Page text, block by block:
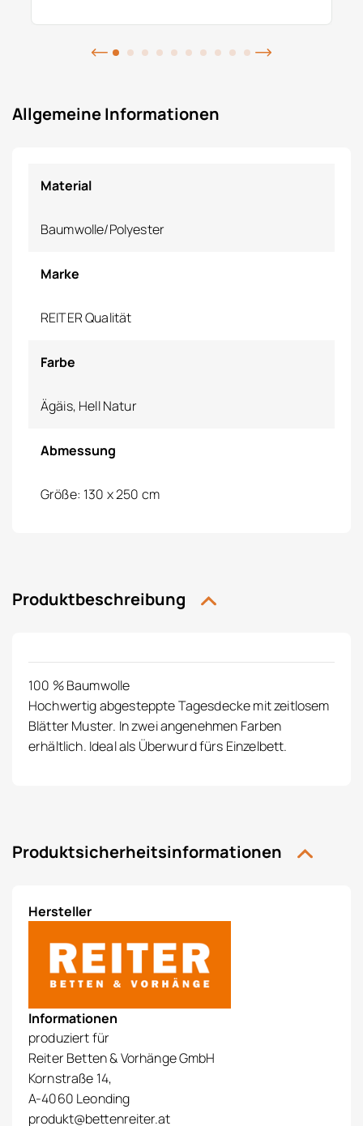
Allgemeine Informationen
Material
Baumwolle/Polyester
Marke
REITER Qualität
Farbe
Ägäis, Hell Natur
Abmessung
Größe: 130 x 250 cm
Produktbeschreibung
100 % Baumwolle
Hochwertig abgesteppte Tagesdecke mit zeitlosem
Blätter Muster. In zwei angenehmen Farben
erhältlich. Ideal als Überwurd fürs Einzelbett.
Produktsicherheitsinformationen
Hersteller
Informationen
produziert für
Reiter Betten & Vorhänge GmbH
Kornstraße 14,
A-4060 Leonding
produkt@bettenreiter.at